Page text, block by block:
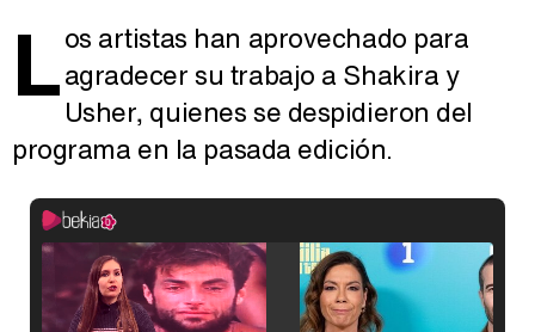
Los artistas han aprovechado para
agradecer su trabajo a Shakira y
Usher, quienes se despidieron del
programa en la pasada edición.